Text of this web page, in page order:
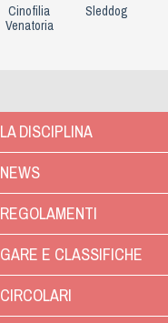
Cinofilia
Venatoria
Sleddog
LA DISCIPLINA
NEWS
REGOLAMENTI
GARE E CLASSIFICHE
CIRCOLARI